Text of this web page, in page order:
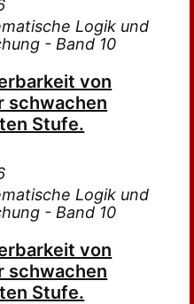
Logik und
- Band 10
von
schwachen
Stufe.
Logik und
- Band 10
von
schwachen
Stufe.